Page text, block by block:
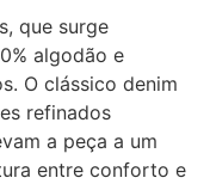
que surge
algodão e
O clássico denim
refinados
a peça a um
entre conforto e